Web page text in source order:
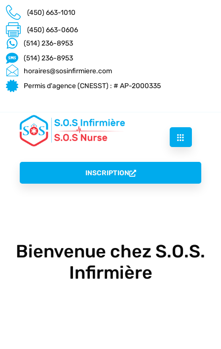
(450) 663-1010
(450) 663-0606
(514) 236-8953
(514) 236-8953
horaires@sosinfirmiere.com
Permis d'agence (CNESST) : # AP-2000335
INSCRIPTION
Bienvenue chez S.O.S.
Infirmière